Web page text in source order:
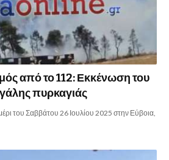
από το 112: Εκκένωση του
πυρκαγιάς
του Σαββάτου 26 Ιουλίου 2025 στην Εύβοια,